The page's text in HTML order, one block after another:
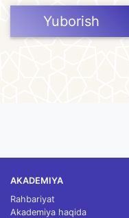
Yuborish
AKADEMIYA
Rahbariyat
Akademiya haqida